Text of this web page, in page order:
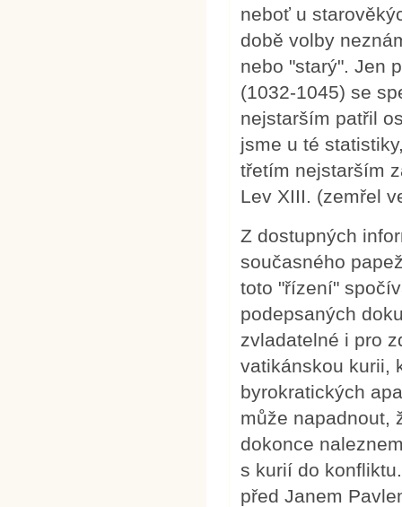
neboť u
době volby
nebo "starý". Jen
(1032-1045) se
nejstarším patřil
jsme u té
třetím nejstarším
Lev XIII. (zemřel
Z dostupných
současného
toto "řízení"
podepsaných
zvladatelné i pro
vatikánskou kurii,
byrokratických
může napadnout,
dokonce
s kurií do
před Janem